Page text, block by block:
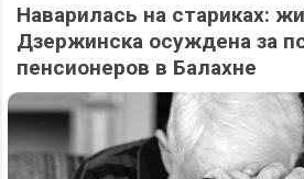
Наварилась на стариках:
Дзержинска осуждена за
пенсионеров в Балахне